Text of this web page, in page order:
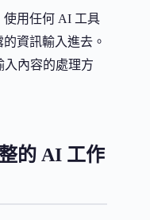
使用任何 AI 工具
資訊輸入進去。
入內容的處理方
的 AI 工作